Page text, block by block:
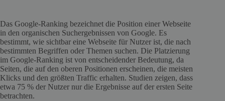
Das Google-Ranking bezeichnet die Position einer Webseite
in den organischen Suchergebnissen von Google. Es
bestimmt, wie sichtbar eine Webseite für Nutzer ist, die nach
bestimmten Begriffen oder Themen suchen. Die Platzierung
im Google-Ranking ist von entscheidender Bedeutung, da
Seiten, die auf den oberen Positionen erscheinen, die meisten
Klicks und den größten Traffic erhalten. Studien zeigen, dass
etwa 75 % der Nutzer nur die Ergebnisse auf der ersten Seite
betrachten.